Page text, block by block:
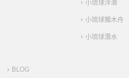
小琉球浮潛
小琉球獨木舟
小琉球潛水
BLOG